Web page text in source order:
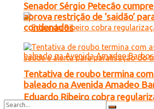
Eduardo Ribeiro cobra
Senador Sérgio Petecão
aprova restrição de ‘saidão’
condenados
Tentativa de roubo termina
baleado na Avenida Amadeo